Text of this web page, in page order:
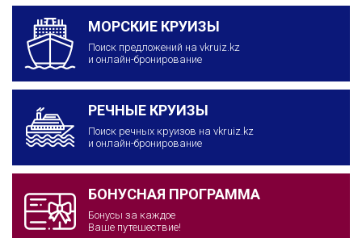
МОРСКИЕ КРУИЗЫ
Поиск предложений на vkruiz.kz
и онлайн-бронирование
РЕЧНЫЕ КРУИЗЫ
Поиск речных круизов на vkruiz.kz
и онлайн-бронирование
БОНУСНАЯ ПРОГРАММА
Бонусы за каждое
Ваше путешествие!